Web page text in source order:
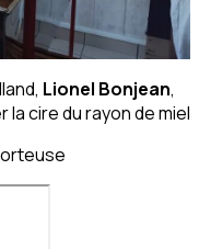
Lionel Bonjean,
la cire du rayon de miel